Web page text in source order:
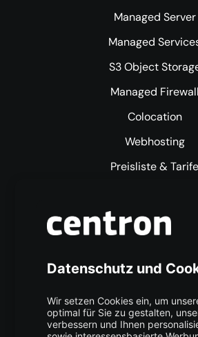
Managed Server
Managed
S3 Object
Managed Firewall
Colocation
Webhosting
Preisliste & Tarife
Mehr
High Availability
Trust Center
Data Recovery